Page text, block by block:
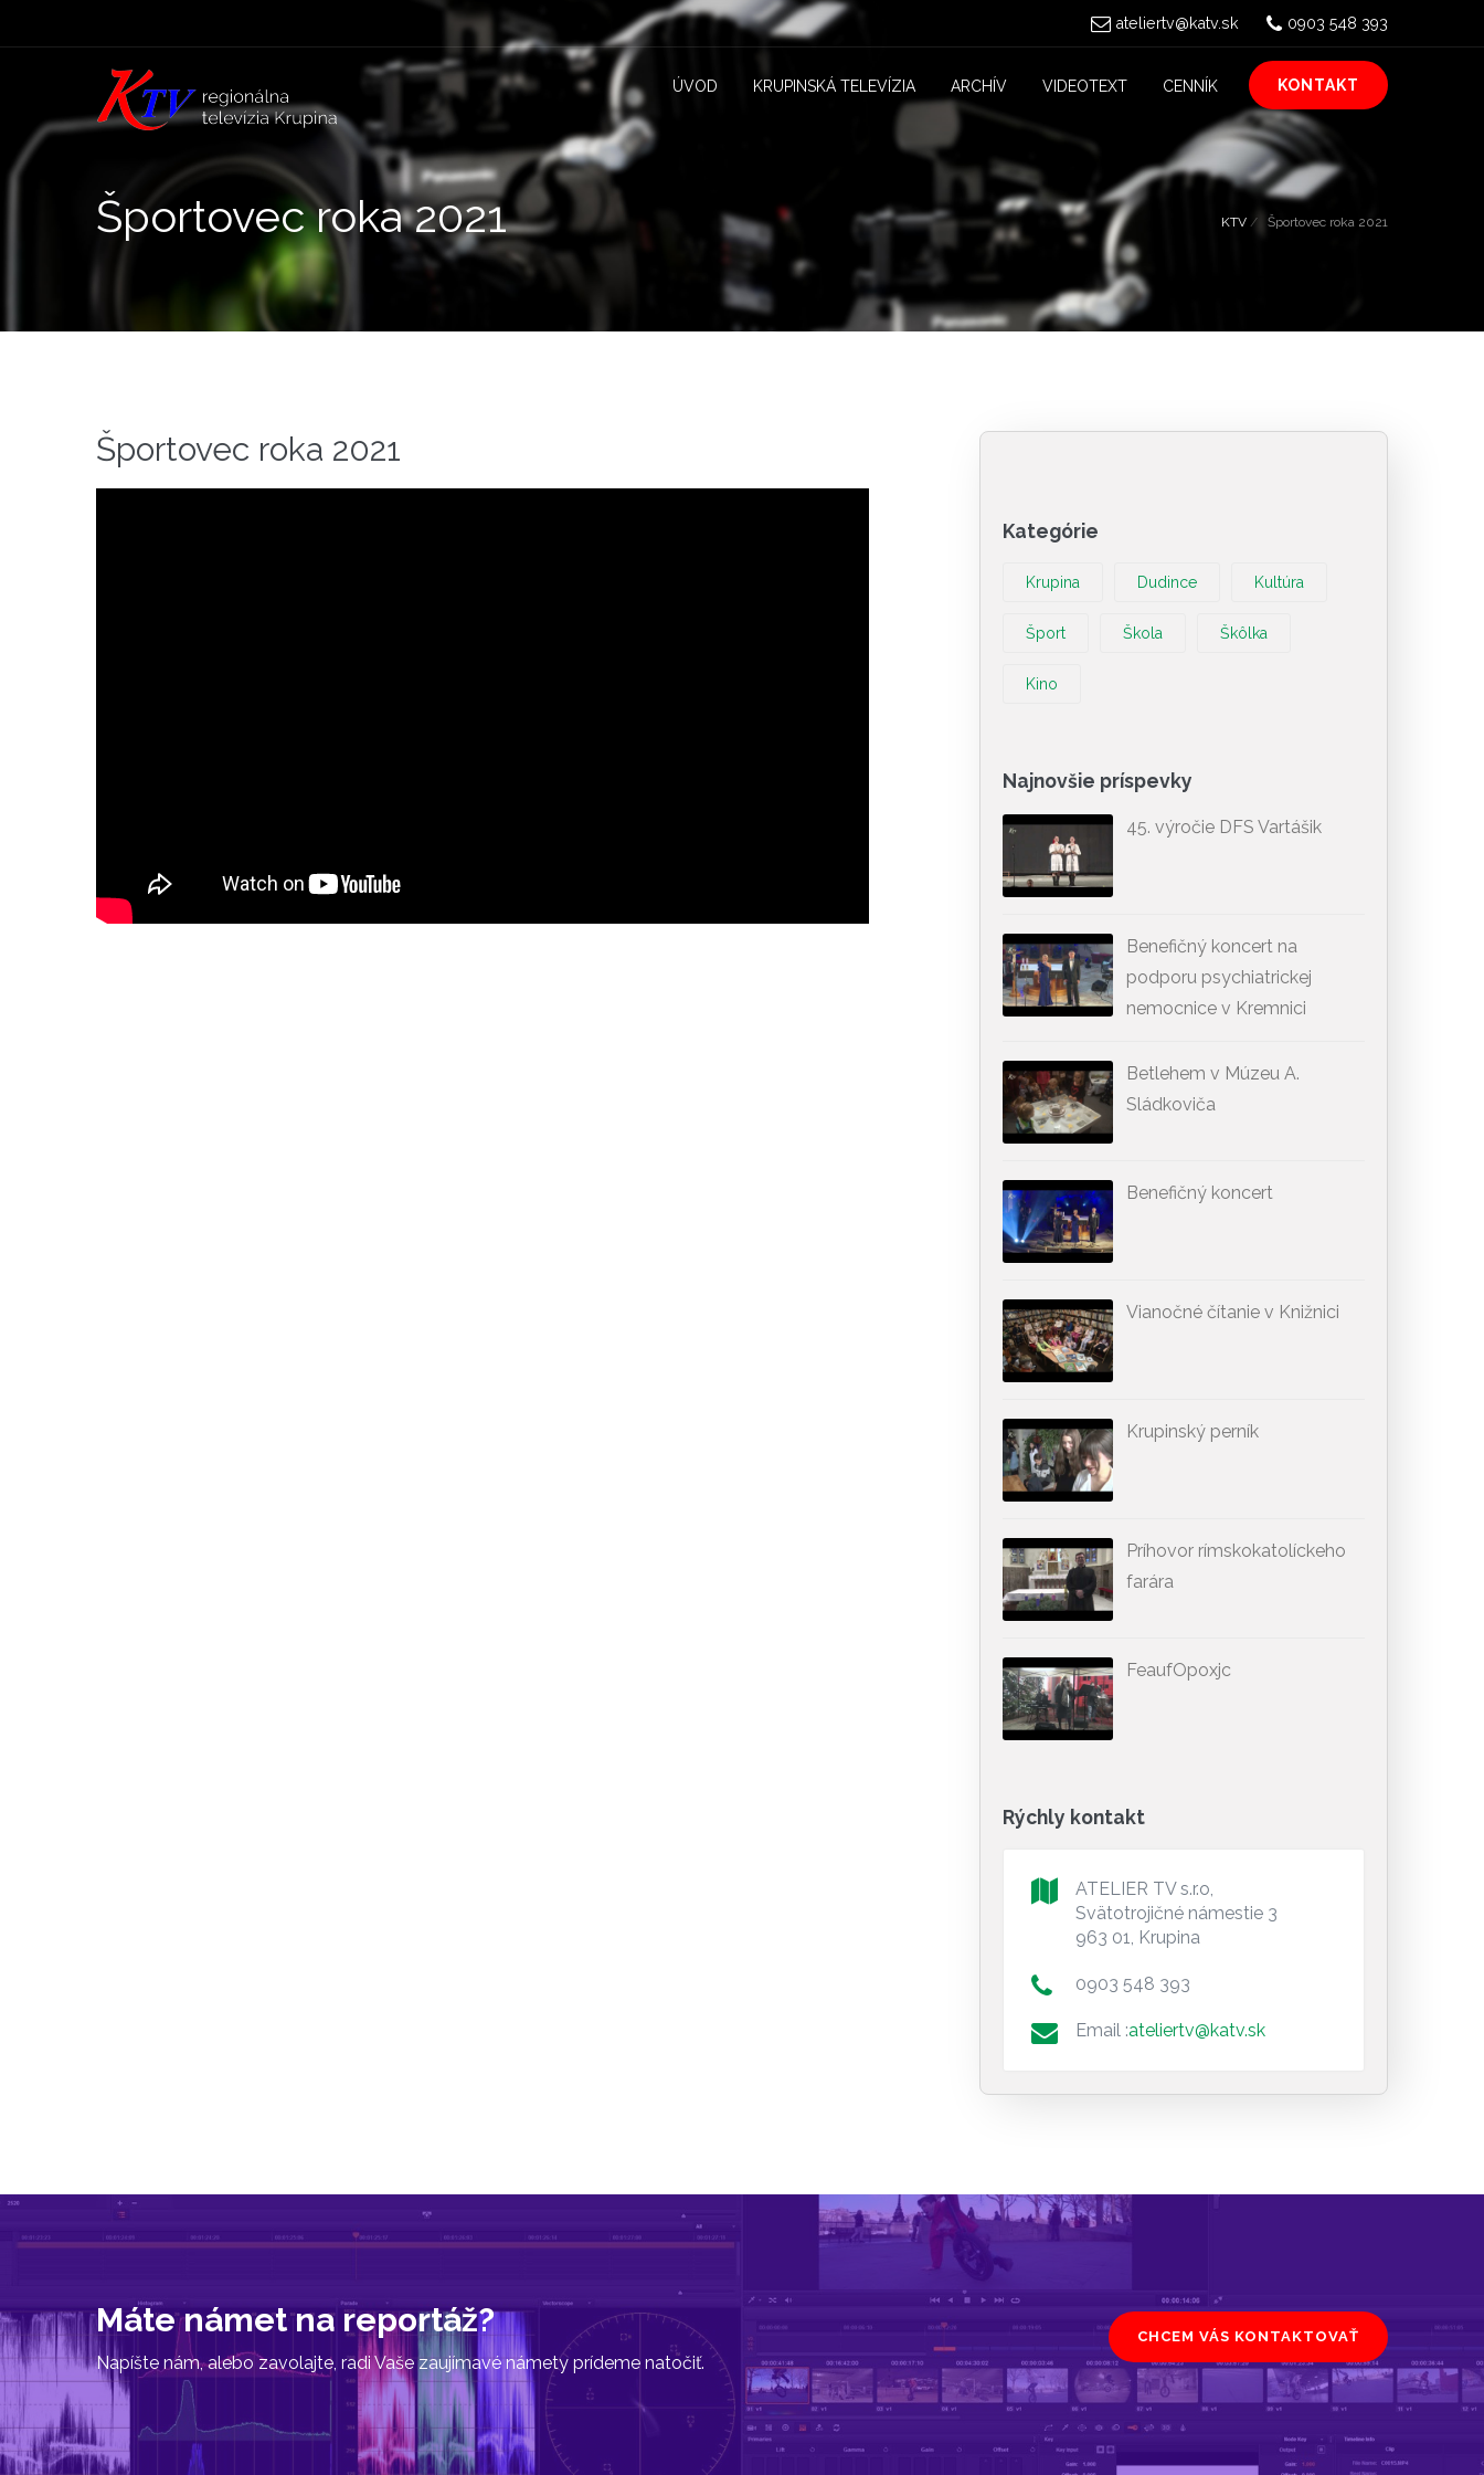
ateliertv@katv.sk 0903 548 393
ÚVOD KRUPINSKÁ TELEVÍZIA ARCHÍV VIDEOTEXT CENNÍK KONTAKT
Športovec roka 2021 KTV Športovec roka 2021
Športovec roka 2021
Kategórie
Krupina Dudince Kultúra
Šport Škola Škôlka
Kino
Najnovšie príspevky
45. výročie DFS Vartášik
Benefičný koncert na
podporu psychiatrickej
nemocnice v Kremnici
Betlehem v Múzeu A.
Sládkoviča
Benefičný koncert
Vianočné čítanie v Knižnici
Krupinský perník
Príhovor rímskokatolíckeho
farára
FeaufOpoxjc
Rýchly kontakt
ATELIER TV s.r.o,
Svätotrojičné námestie 3
963 01, Krupina
0903 548 393
Email :ateliertv@katv.sk
Máte námet na reportáž?
Napíšte nám, alebo zavolajte, radi Vaše zaujímavé námety prídeme natočiť.
CHCEM VÁS KONTAKTOVAŤ